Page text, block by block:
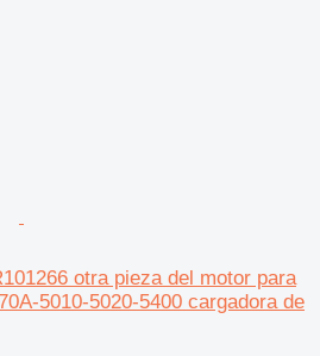
otra pieza del motor para
5010-5020-5400 cargadora de